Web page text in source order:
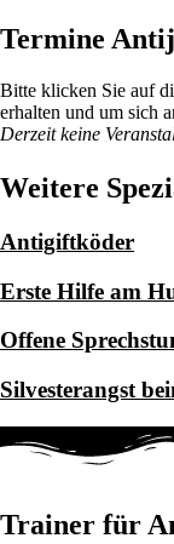
Termine
Bitte klicken Sie auf
erhalten und um sich
Derzeit keine
Weitere
Antigiftköder
Erste Hilfe am
Offene
Silvesterangst
Trainer für